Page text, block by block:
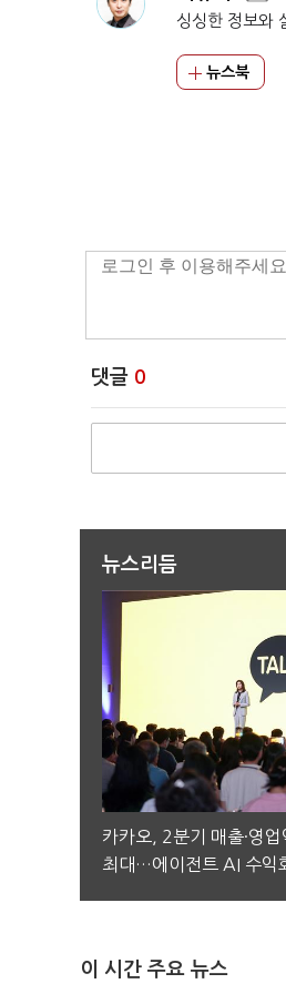
싱싱한 정보와
뉴스북
댓글 0
뉴스리듬
카카오, 2분기 매출·영업
최대…에이전트 AI 수익
이 시간 주요 뉴스